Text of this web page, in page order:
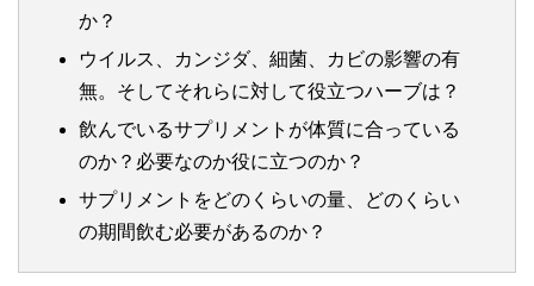
か？
ウイルス、カンジダ、細菌、カビの影響の有
無。そしてそれらに対して役立つハーブは？
飲んでいるサプリメントが体質に合っている
のか？必要なのか役に立つのか？
サプリメントをどのくらいの量、どのくらい
の期間飲む必要があるのか？